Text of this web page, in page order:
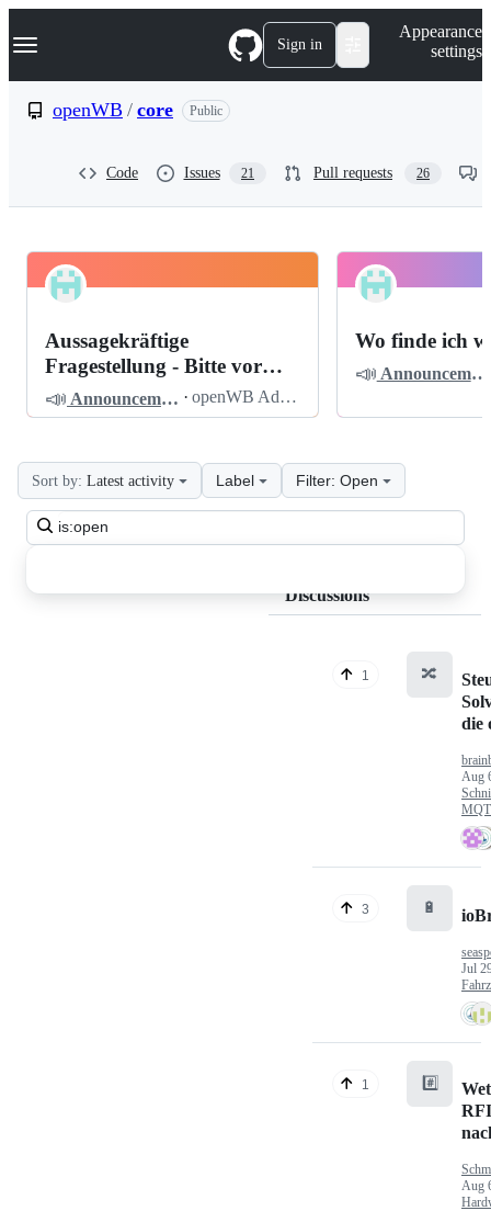
k
p
Navigation Menu Sign in
Appearance
settings
openWB / core Public
Code Issues 21 Pull requests 26
openWB
Discussions
Pinned
Aussagekräftige
Fragestellung - Bitte vor
dem Posten lesen
📣 Announcements · openWB Admin
Wo finde ich
📣 Announcements
Search
all
Sort by: Latest activity Label Filter: Open
Discussions
1 🔀
die
Aug
3 🔋
Jul
1 #️⃣
Aug